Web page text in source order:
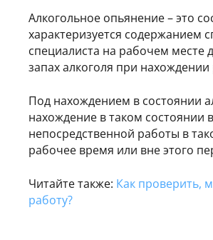
Алкогольное опьянение – это
характеризуется содержанием
специалиста на рабочем месте
запах алкоголя при
Под нахождением в состоянии
нахождение в таком состоянии
непосредственной работы в
рабочее время или вне этого
Читайте также: Как проверить,
работу?